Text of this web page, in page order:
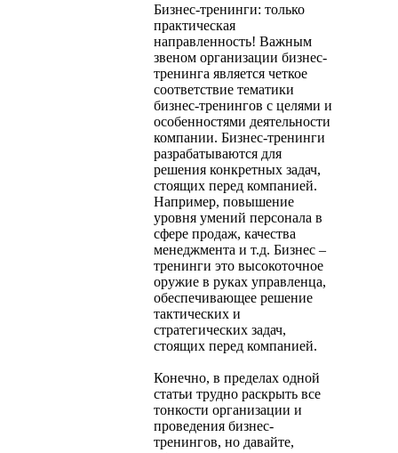
Бизнес-тренинги: только
практическая
направленность! Важным
звеном организации бизнес-
тренинга является четкое
соответствие тематики
бизнес-тренингов с целями и
особенностями деятельности
компании. Бизнес-тренинги
разрабатываются для
решения конкретных задач,
стоящих перед компанией.
Например, повышение
уровня умений персонала в
сфере продаж, качества
менеджмента и т.д. Бизнес –
тренинги это высокоточное
оружие в руках управленца,
обеспечивающее решение
тактических и
стратегических задач,
стоящих перед компанией.
Конечно, в пределах одной
статьи трудно раскрыть все
тонкости организации и
проведения бизнес-
тренингов, но давайте,